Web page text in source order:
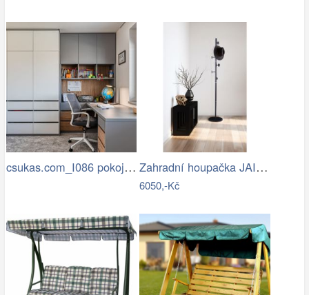
csukas.com_I086 pokoje a pracovna… Zahradní houpačka JAIRA Tempo Kondela
6050,-Kč